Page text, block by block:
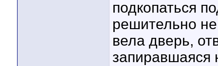
подкопаться
решительно
вела дверь,
запиравшаяся